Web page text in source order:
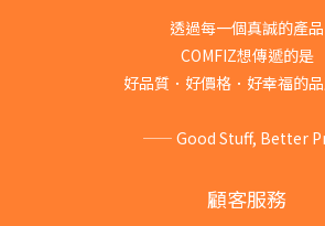
透過每一個真誠的產品
COMFIZ想傳遞的是
好品質．好價格．好幸福的
—— Good Stuff, Better
顧客服務